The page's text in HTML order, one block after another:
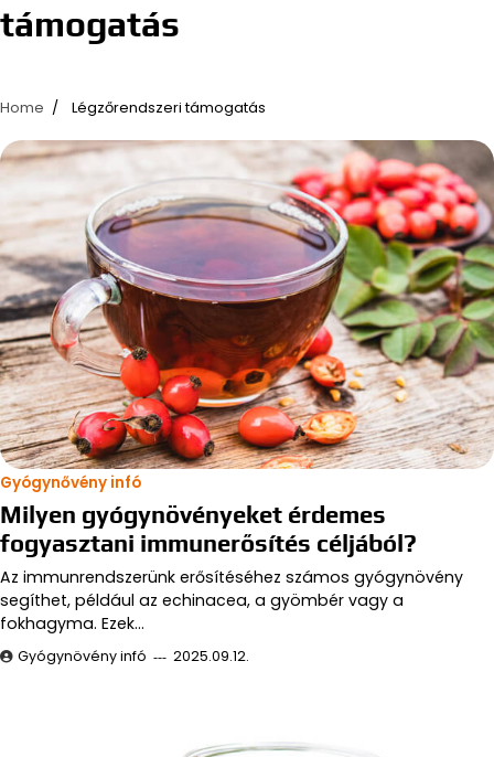
támogatás
Home Légzőrendszeri támogatás
Gyógynővény infó
Milyen gyógynövényeket érdemes
fogyasztani immunerősítés céljából?
Az immunrendszerünk erősítéséhez számos gyógynövény
segíthet, például az echinacea, a gyömbér vagy a
fokhagyma. Ezek…
Gyógynövény infó 2025.09.12.